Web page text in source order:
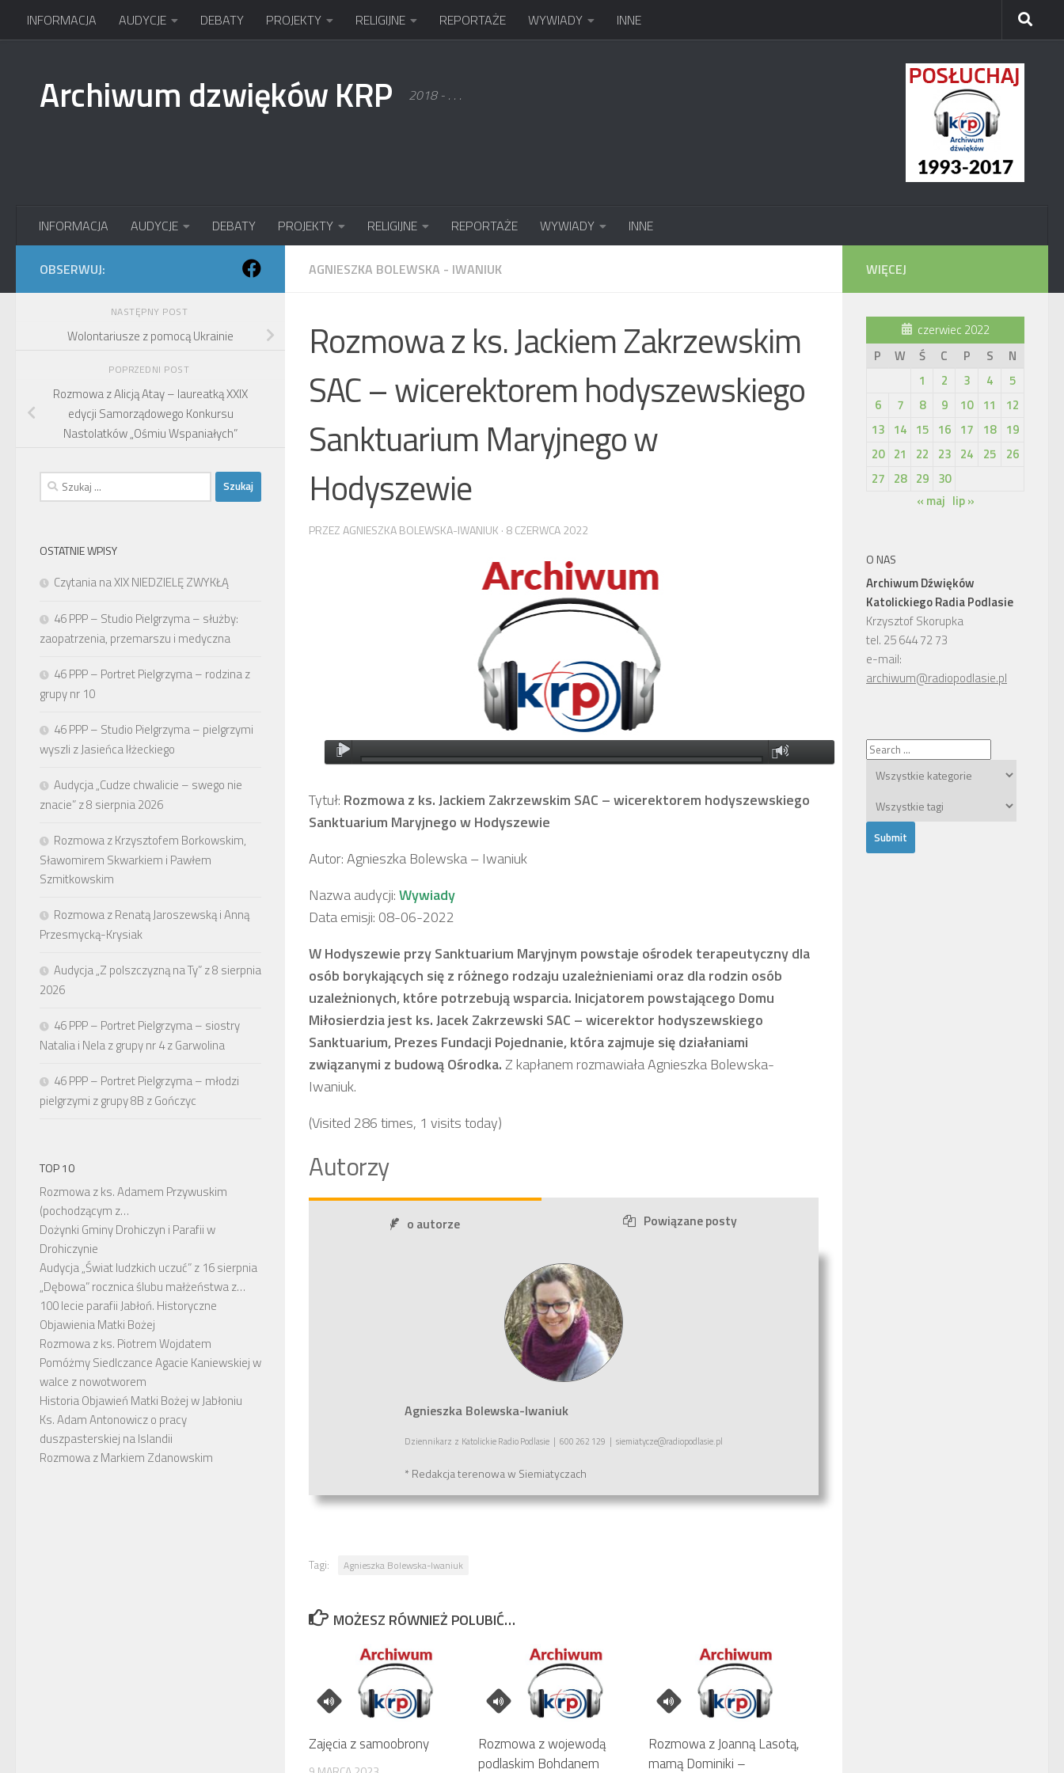
Przejdź do treści
INFORMACJA AUDYCJE DEBATY PROJEKTY RELIGIJNE REPORTAŻE WYWIADY INNE
Archiwum dzwięków KRP 2018 - . . .
INFORMACJA AUDYCJE DEBATY PROJEKTY RELIGIJNE REPORTAŻE WYWIADY INNE
AGNIESZKA BOLEWSKA - IWANIUK
Rozmowa z ks. Jackiem Zakrzewskim
SAC – wicerektorem hodyszewskiego
Sanktuarium Maryjnego w
Hodyszewie
PRZEZAGNIESZKA BOLEWSKA-IWANIUK · 8 CZERWCA 2022
Tytuł: Rozmowa z ks. Jackiem Zakrzewskim SAC – wicerektorem hodyszewskiego
Sanktuarium Maryjnego w Hodyszewie
Autor: Agnieszka Bolewska – Iwaniuk
Nazwa audycji:Wywiady
Data emisji: 08-06-2022
W Hodyszewie przy Sanktuarium Maryjnym powstaje ośrodek terapeutyczny dla
osób borykających się z różnego rodzaju uzależnieniami oraz dla rodzin osób
uzależnionych, które potrzebują wsparcia. Inicjatorem powstającego Domu
Miłosierdzia jest ks. Jacek Zakrzewski SAC – wicerektor hodyszewskiego
Sanktuarium, Prezes Fundacji Pojednanie, która zajmuje się działaniami
związanymi z budową Ośrodka. Z kapłanem rozmawiała Agnieszka Bolewska-
Iwaniuk.
(Visited 286 times, 1 visits today)
Autorzy
o autorze Powiązane posty
Agnieszka Bolewska-Iwaniuk
Dziennikarz z Katolickie Radio Podlasie | 600 262 129 | siemiatycze@radiopodlasie.pl
* Redakcja terenowa w Siemiatyczach
Tagi: Agnieszka Bolewska-Iwaniuk
MOŻESZ RÓWNIEŻ POLUBIĆ…
Zajęcia z samoobrony
Rozmowa z wojewodą
podlaskim Bohdanem
Rozmowa z Joanną Lasotą,
mamą Dominiki –
OBSERWUJ:
NASTĘPNY POST
Wolontariusze z pomocą Ukrainie
POPRZEDNI POST
Rozmowa z Alicją Atay – laureatką XXIX
edycji Samorządowego Konkursu
Nastolatków „Ośmiu Wspaniałych”
Szukaj:
OSTATNIE WPISY
Czytania na XIX NIEDZIELĘ ZWYKŁĄ
46 PPP – Studio Pielgrzyma – służby:
zaopatrzenia, przemarszu i medyczna
46 PPP – Portret Pielgrzyma – rodzina z
grupy nr 10
46 PPP – Studio Pielgrzyma – pielgrzymi
wyszli z Jasieńca Iłżeckiego
Audycja „Cudze chwalicie – swego nie
znacie” z 8 sierpnia 2026
Rozmowa z Krzysztofem Borkowskim,
Sławomirem Skwarkiem i Pawłem
Szmitkowskim
Rozmowa z Renatą Jaroszewską i Anną
Przesmycką-Krysiak
Audycja „Z polszczyzną na Ty” z 8 sierpnia
2026
46 PPP – Portret Pielgrzyma – siostry
Natalia i Nela z grupy nr 4 z Garwolina
46 PPP – Portret Pielgrzyma – młodzi
pielgrzymi z grupy 8B z Gończyc
TOP 10
Rozmowa z ks. Adamem Przywuskim
(pochodzącym z…
Dożynki Gminy Drohiczyn i Parafii w
Drohiczynie
Audycja „Świat ludzkich uczuć” z 16 sierpnia
„Dębowa” rocznica ślubu małżeństwa z…
100 lecie parafii Jabłoń. Historyczne
Objawienia Matki Bożej
Rozmowa z ks. Piotrem Wojdatem
Pomóżmy Siedlczance Agacie Kaniewskiej w
walce z nowotworem
Historia Objawień Matki Bożej w Jabłoniu
Ks. Adam Antonowicz o pracy
duszpasterskiej na Islandii
Rozmowa z Markiem Zdanowskim
WIĘCEJ
czerwiec 2022
P
W Ś C P S
N
1
2 3 4
5
6
7 8 9 10 11
12
13 14 15 16 17 18
19
20 21 22 23 24 25
26
27 28 29 30
« maj lip »
O NAS
Archiwum Dźwięków
Katolickiego Radia Podlasie
Krzysztof Skorupka
tel. 25 644 72 73
e-mail:
archiwum@radiopodlasie.pl